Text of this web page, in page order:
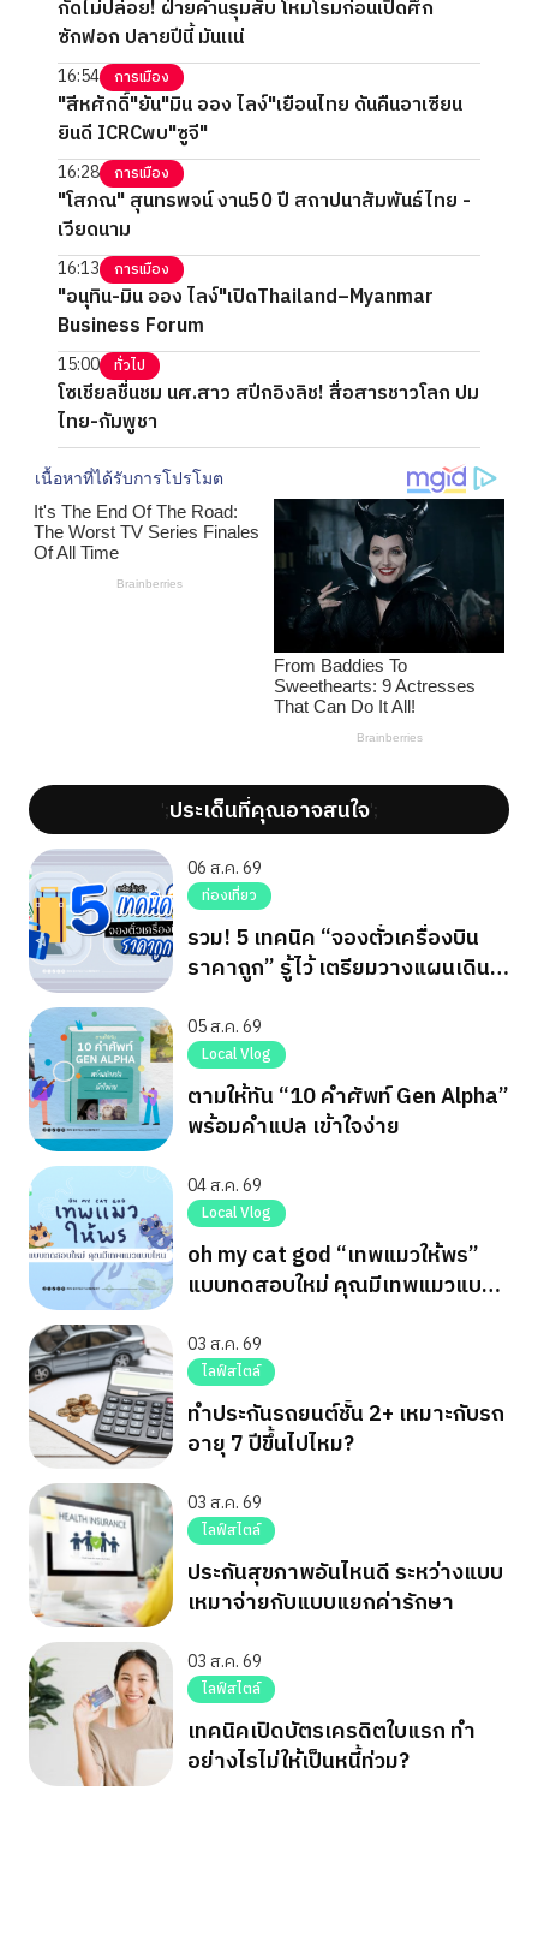
กัดไม่ปล่อย! ฝ่ายค้านรุมสับ โหมโรมก่อนเปิดศึก
ซักฟอก ปลายปีนี้ มันแน่
16:54 การเมือง
"สีหศักดิ์"ยัน"มิน ออง ไลง์"เยือนไทย ดันคืนอาเซียน
ยินดี ICRCพบ"ซูจี"
16:28 การเมือง
"โสภณ" สุนทรพจน์ งาน50 ปี สถาปนาสัมพันธ์ไทย -
เวียดนาม
16:13 การเมือง
"อนุทิน-มิน ออง ไลง์"เปิดThailand–Myanmar
Business Forum
15:00 ทั่วไป
โซเชียลชื่นชม นศ.สาว สปีกอิงลิช! สื่อสารชาวโลก ปม
ไทย-กัมพูชา
';ประเด็นที่คุณอาจสนใจ';
06 ส.ค. 69
ท่องเที่ยว
รวม! 5 เทคนิค “จองตั๋วเครื่องบิน
ราคาถูก” รู้ไว้ เตรียมวางแผนเดิน
05 ส.ค. 69
Local Vlog
ตามให้ทัน “10 คำศัพท์ Gen Alpha”
พร้อมคำแปล เข้าใจง่าย
04 ส.ค. 69
Local Vlog
oh my cat god “เทพแมวให้พร”
แบบทดสอบใหม่ คุณมีเทพแมวแบบ
03 ส.ค. 69
ไลฟ์สไตล์
ทำประกันรถยนต์ชั้น 2+ เหมาะกับรถ
อายุ 7 ปีขึ้นไปไหม?
03 ส.ค. 69
ไลฟ์สไตล์
ประกันสุขภาพอันไหนดี ระหว่างแบบ
เหมาจ่ายกับแบบแยกค่ารักษา
03 ส.ค. 69
ไลฟ์สไตล์
เทคนิคเปิดบัตรเครดิตใบแรก ทำ
อย่างไรไม่ให้เป็นหนี้ท่วม?